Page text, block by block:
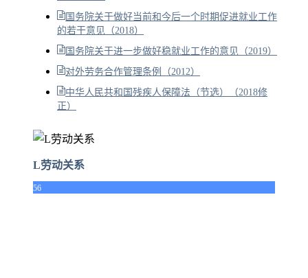
国务院关于做好当前和今后一个时期促进就业工作
的若干意见（2018）
国务院关于进一步做好稳就业工作的意见（2019）
对外劳务合作管理条例（2012）
中华人民共和国残疾人保障法（节选）（2018修
正）
L劳动关系
56